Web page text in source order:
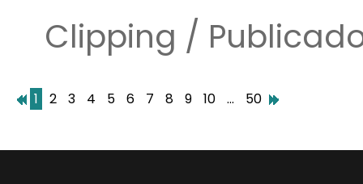
Clipping /
1 2 3 4 5 6 7 8 9 10 ... 50